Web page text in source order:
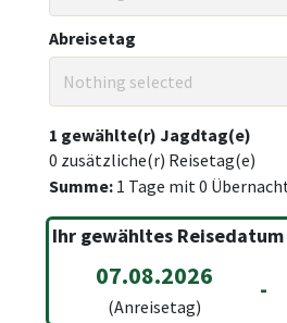
Abreisetag
Nothing selected
1 gewählte(r) Jagdtag(e)
0 zusätzliche(r) Reisetag(e)
Summe: 1 Tage mit0
Ihr gewähltes Reisedatum
07.08.2026
(Anreisetag)
-